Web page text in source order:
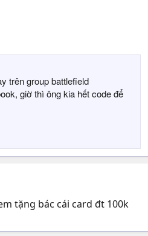
trên group battlefield
giờ thì ông kia hết code để
tặng bác cái card đt 100k